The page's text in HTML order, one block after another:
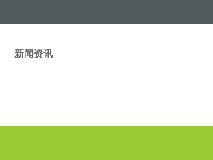
新闻资讯